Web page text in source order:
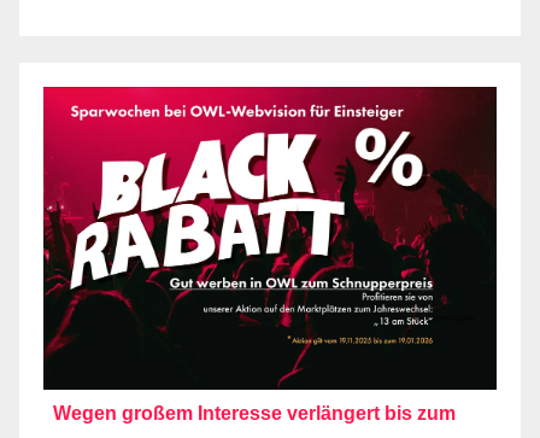
Wegen großem Interesse verlängert bis zum